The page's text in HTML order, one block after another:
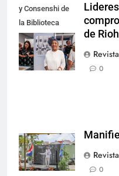
y Consenshi de
la Biblioteca
Nacional de
Aruba en San
Nicolás.
de
0
0